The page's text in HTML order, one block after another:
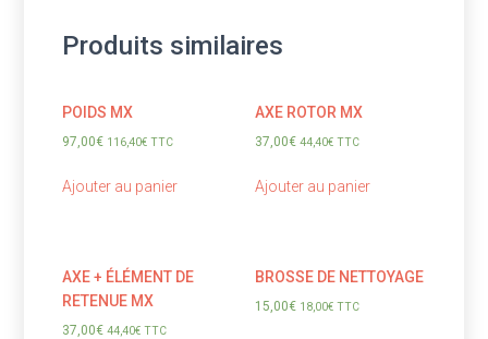
Produits similaires
POIDS MX
97,00€ 116,40€ TTC
Ajouter au panier
AXE ROTOR MX
37,00€ 44,40€ TTC
Ajouter au panier
AXE + ÉLÉMENT DE
RETENUE MX
37,00€ 44,40€ TTC
BROSSE DE NETTOYAGE
15,00€ 18,00€ TTC